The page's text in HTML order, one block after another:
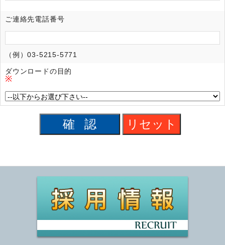
ご連絡先電話番号
（例）03-5215-5771
ダウンロードの目的
※